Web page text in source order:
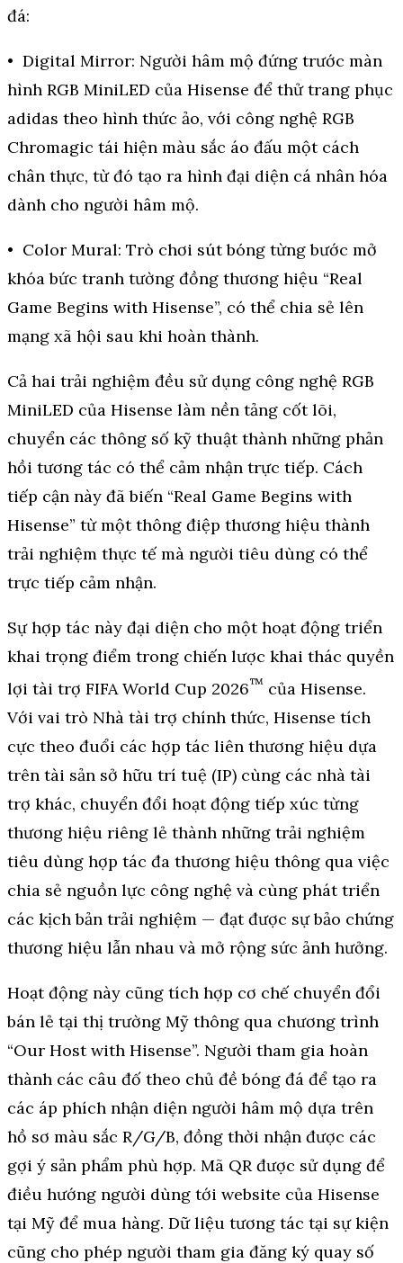
đá:
• Digital Mirror: Người hâm mộ đứng trước màn
hình RGB MiniLED của Hisense để thử trang phục
adidas theo hình thức ảo, với công nghệ RGB
Chromagic tái hiện màu sắc áo đấu một cách
chân thực, từ đó tạo ra hình đại diện cá nhân hóa
dành cho người hâm mộ.
• Color Mural: Trò chơi sút bóng từng bước mở
khóa bức tranh tường đồng thương hiệu “Real
Game Begins with Hisense”, có thể chia sẻ lên
mạng xã hội sau khi hoàn thành.
Cả hai trải nghiệm đều sử dụng công nghệ RGB
MiniLED của Hisense làm nền tảng cốt lõi,
chuyển các thông số kỹ thuật thành những phản
hồi tương tác có thể cảm nhận trực tiếp. Cách
tiếp cận này đã biến “Real Game Begins with
Hisense” từ một thông điệp thương hiệu thành
trải nghiệm thực tế mà người tiêu dùng có thể
trực tiếp cảm nhận.
Sự hợp tác này đại diện cho một hoạt động triển
khai trọng điểm trong chiến lược khai thác quyền
lợi tài trợ FIFA World Cup 2026™ của Hisense.
Với vai trò Nhà tài trợ chính thức, Hisense tích
cực theo đuổi các hợp tác liên thương hiệu dựa
trên tài sản sở hữu trí tuệ (IP) cùng các nhà tài
trợ khác, chuyển đổi hoạt động tiếp xúc từng
thương hiệu riêng lẻ thành những trải nghiệm
tiêu dùng hợp tác đa thương hiệu thông qua việc
chia sẻ nguồn lực công nghệ và cùng phát triển
các kịch bản trải nghiệm — đạt được sự bảo chứng
thương hiệu lẫn nhau và mở rộng sức ảnh hưởng.
Hoạt động này cũng tích hợp cơ chế chuyển đổi
bán lẻ tại thị trường Mỹ thông qua chương trình
“Our Host with Hisense”. Người tham gia hoàn
thành các câu đố theo chủ đề bóng đá để tạo ra
các áp phích nhận diện người hâm mộ dựa trên
hồ sơ màu sắc R/G/B, đồng thời nhận được các
gợi ý sản phẩm phù hợp. Mã QR được sử dụng để
điều hướng người dùng tới website của Hisense
tại Mỹ để mua hàng. Dữ liệu tương tác tại sự kiện
cũng cho phép người tham gia đăng ký quay số